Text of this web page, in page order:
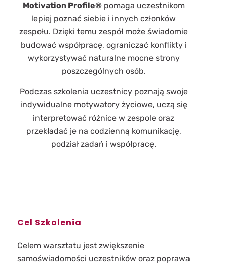
Motivation Profile®pomaga uczestnikom
lepiej poznać siebie i innych członków
zespołu. Dzięki temu zespół może świadomie
budować współpracę, ograniczać konflikty i
wykorzystywać naturalne mocne strony
poszczególnych osób.
Podczas szkolenia uczestnicy poznają swoje
indywidualne motywatory życiowe, uczą się
interpretować różnice w zespole oraz
przekładać je na codzienną komunikację,
podział zadań i współpracę.
Cel Szkolenia
Celem warsztatu jest zwiększenie
samoświadomości uczestników oraz poprawa